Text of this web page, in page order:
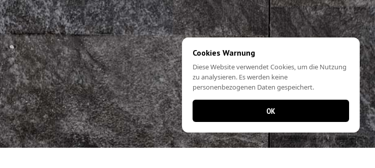
Cookies Warnung
Diese Website verwendet Cookies, um die Nutzung
zu analysieren. Es werden keine
personenbezogenen Daten gespeichert.
OK